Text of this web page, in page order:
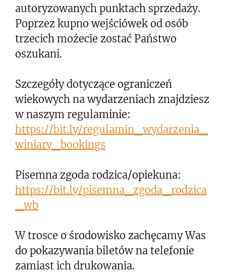
autoryzowanych punktach sprzedaży.
Poprzez kupno wejściówek od osób
trzecich możecie zostać Państwo
oszukani.
Szczegóły dotyczące ograniczeń
wiekowych na wydarzeniach znajdziesz
w naszym regulaminie:
https://bit.ly/regulamin_wydarzenia_
winiary_bookings
Pisemna zgoda rodzica/opiekuna:
https://bit.ly/pisemna_zgoda_rodzica
_wb
W trosce o środowisko zachęcamy Was
do pokazywania biletów na telefonie
zamiast ich drukowania.